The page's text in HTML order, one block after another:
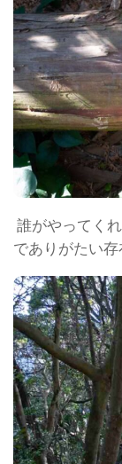
誰がやってく
でありがたい存